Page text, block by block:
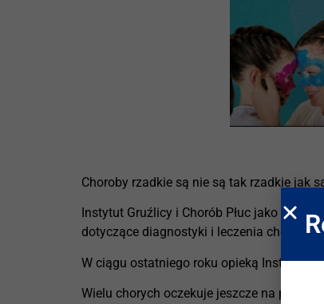
Choroby rzadkie są nie są tak rzadkie jak
Instytut Gruźlicy i Chorób Płuc jako
dotyczące diagnostyki i leczenia chorych
W ciągu ostatniego roku opieką Instytutu
Wielu chorych oczekuje jeszcze na